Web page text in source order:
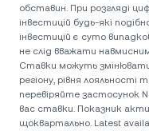
обставин. При розгляді
інвестицій будь-які
інвестицій є суто
не слід вважати
Ставки можуть
регіону, рівня
перевіряйте застосунок
вас ставки. Показник
щоквартально. Latest